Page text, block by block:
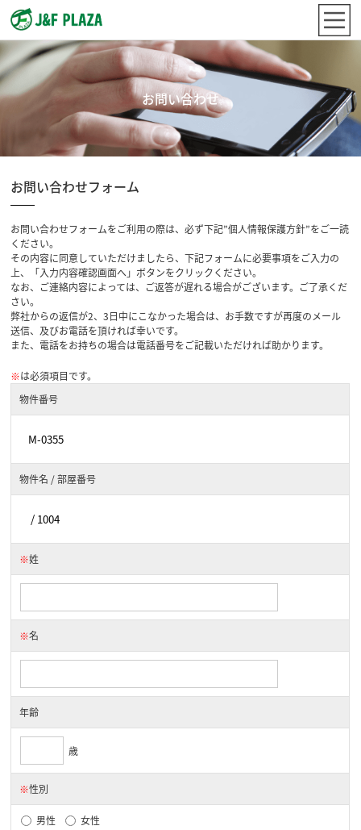
お問い合わせ
お問い合わせフォーム
お問い合わせフォームをご利用の際は、必ず下記”個人情報保護方針”をご一読
ください。
その内容に同意していただけましたら、下記フォームに必要事項をご入力の
上、「入力内容確認画面へ」ボタンをクリックください。
なお、ご連絡内容によっては、ご返答が遅れる場合がございます。ご了承くだ
さい。
弊社からの返信が2、3日中にこなかった場合は、お手数ですが再度のメール
送信、及びお電話を頂ければ幸いです。
また、電話をお持ちの場合は電話番号をご記載いただければ助かります。
※は必須項目です。
物件番号
物件名 / 部屋番号
※姓
※名
年齢
歳
※性別
男性 女性